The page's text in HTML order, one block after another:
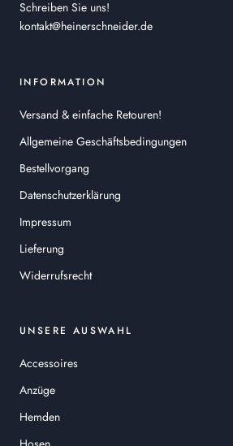
Schreiben Sie uns!
kontakt@heinerschneider.de
INFORMATION
Versand & einfache Retouren!
Allgemeine Geschäftsbedingungen
Bestellvorgang
Datenschutzerklärung
Impressum
Lieferung
Widerrufsrecht
UNSERE AUSWAHL
Accessoires
Anzüge
Hemden